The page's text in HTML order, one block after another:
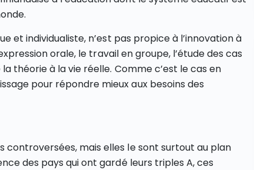
et individualiste, n’est pas propice à l’innovation à
orale, le travail en groupe, l’étude des cas
théorie à la vie réelle. Comme c’est le cas en
pour répondre mieux aux besoins des
controversées, mais elles le sont surtout au plan
des pays qui ont gardé leurs triples A, ces